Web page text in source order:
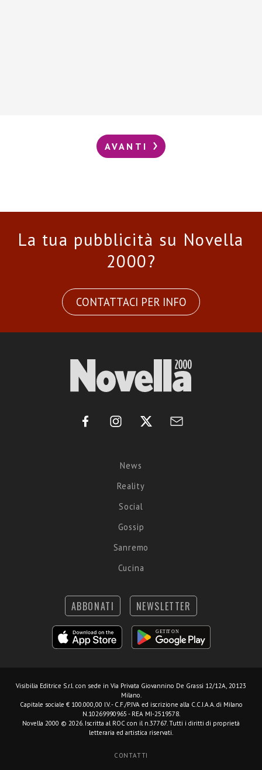
AVANTI
La tua pubblicità su Novella
2000?
CONTATTACI PER INFO
News
Reality
Social
Gossip
Sanremo
Cucina
ABBONATI NEWSLETTER
Visibilia Editrice S.r.l. con sede in Via Privata Giovannino De Grassi 12/12A, 20123
Milano.
Capitale sociale € 100.000,00 I.V. - C.F./P.IVA ed iscrizione alla C.C.I.A.A. di Milano
N.10269990965 - REA MI-2519578.
Novella 2000 © 2026. Iscritta al ROC con il n.37767. Tutti i diritti di proprietà
letteraria ed artistica riservati.
CONTATTI